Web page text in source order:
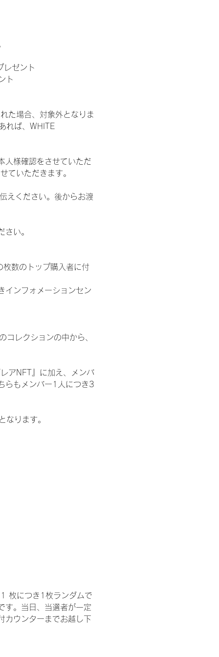
レゼント
ト
た場合、対象外となりま
れば、WHITE
人様確認をさせていただ
ていただきます。
えください。後からお渡
い。
数のトップ購入者に付
インフォメーションセン
レクションの中から、
アNFT』に加え、メンバ
らもメンバー1人につき3
なります。
枚につき1枚ランダムで
す。当日、当選者が一定
カウンターまでお越し下